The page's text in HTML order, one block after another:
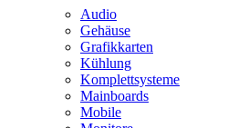
Audio
Gehäuse
Grafikkarten
Kühlung
Komplettsysteme
Mainboards
Mobile